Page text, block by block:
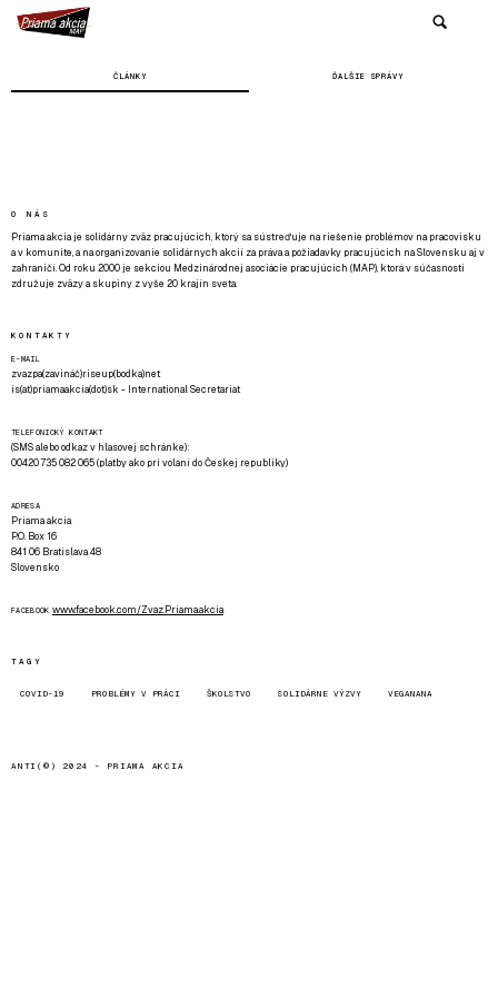
ČLÁNKY ĎALŠIE SPRÁVY
O NÁS
Priama akcia je solidárny zväz pracujúcich, ktorý sa sústreďuje na riešenie problémov na pracovisku
a v komunite, a na organizovanie solidárnych akcií za práva a požiadavky pracujúcich na Slovensku aj v
zahraničí. Od roku 2000 je sekciou Medzinárodnej asociácie pracujúcich (MAP), ktorá v súčasnosti
združuje zväzy a skupiny z vyše 20 krajín sveta.
KONTAKTY
E-MAIL
zvazpa(zavináč)riseup(bodka)net
is(at)priamaakcia(dot)sk - International Secretariat
TELEFONICKÝ KONTAKT
(SMS alebo odkaz v hlasovej schránke):
00420 735 082 065 (platby ako pri volaní do Českej republiky)
ADRESA
Priama akcia
P.O. Box 16
841 06 Bratislava 48
Slovensko
FACEBOOK www.facebook.com/Zvaz.Priama.akcia
TAGY
COVID-19 PROBLÉMY V PRÁCI ŠKOLSTVO SOLIDÁRNE VÝZVY VEGANANA
ANTI(©) 2024 - PRIAMA AKCIA